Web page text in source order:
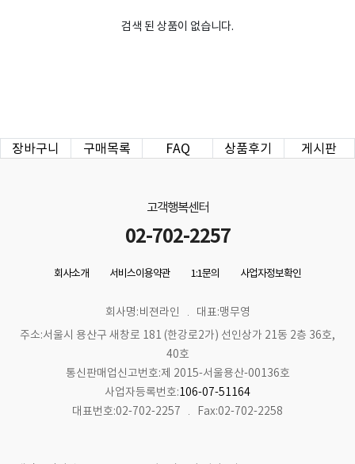
검색 된 상품이 없습니다.
장바구니 구매목록 FAQ 상품후기 게시판
고객행복센터
02-702-2257
회사소개 서비스이용약관 1:1문의 사업자정보확인
회사명:비젼라인
대표:맹무영
주소:서울시 용산구 새창로 181 (한강로2가) 선인상가 21동 2층 36호,
40호
통신판매업신고번호:제 2015-서울용산-00136호
사업자등록번호:106-07-51164
대표번호:02-702-2257
Fax:02-702-2258